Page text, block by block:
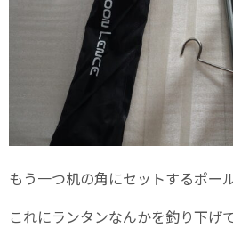
もう一つ机の角にセットするポー
これにランタンなんかを釣り下げ